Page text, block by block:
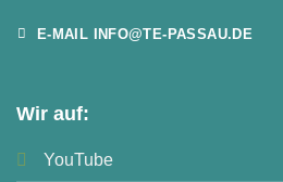
E-MAIL INFO@TE-PASSAU.DE
Wir auf:
YouTube